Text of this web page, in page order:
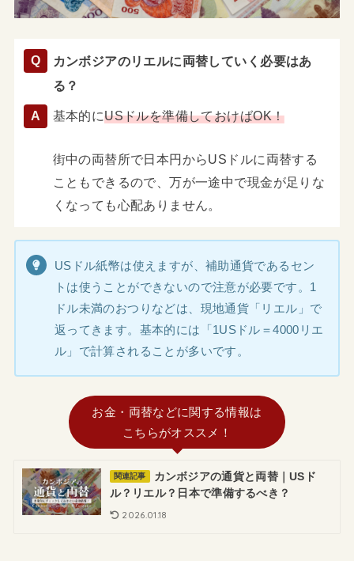
カンボジアのリエルに両替していく必要はあ
る？
基本的にUSドルを準備しておけばOK！
街中の両替所で日本円からUSドルに両替する
こともできるので、万が一途中で現金が足りな
くなっても心配ありません。
USドル紙幣は使えますが、補助通貨であるセン
トは使うことができないので注意が必要です。1
ドル未満のおつりなどは、現地通貨「リエル」で
返ってきます。基本的には「1USドル＝4000リエ
ル」で計算されることが多いです。
お金・両替などに関する情報は
こちらがオススメ！
関連記事
カンボジアの通貨と両替｜USド
ル？リエル？日本で準備するべき？
2026.01.18